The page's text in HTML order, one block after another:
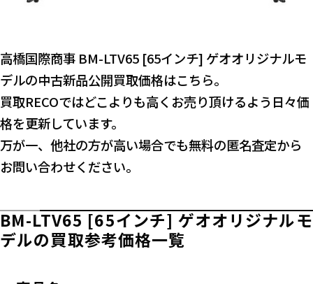
高橋国際商事 BM-LTV65 [65インチ] ゲオオリジナルモ
デルの中古新品公開買取価格はこちら。
買取RECOではどこよりも高くお売り頂けるよう日々価
格を更新しています。
万が一、他社の方が高い場合でも無料の匿名査定から
お問い合わせください。
BM-LTV65 [65インチ] ゲオオリジナルモ
デルの買取参考価格一覧